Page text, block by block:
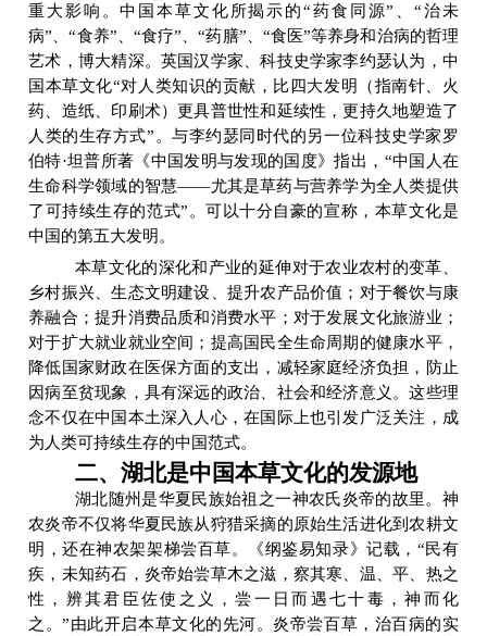
重大影响。中国本草文化所揭示的“药食同源” 、“治未
病”、“食养”、 “食疗”、“药膳”、 “食医”等养身和治病的哲理
艺术，博大精深。英国汉学家、科技史学家李约瑟认为，中
国本草文化“对人类知识的贡献，比四大发明（指南针、火
药、造纸、印刷术）更具普世性和延续性，更持久地塑造了
人类的生存方式”。与李约瑟同时代的另一位科技史学家罗
伯特·坦普所著《中国发明与发现的国度》指出， “中国人在
生命科学领域的智慧——尤其是草药与营养学为全人类提供
了可持续生存的范式”。可以十分自豪的宣称，本草文化是
中国的第五大发明。
本草文化的深化和产业的延伸对于农业农村的变革、
乡村振兴、生态文明建设、提升农产品价值；对于餐饮与康
养融合；提升消费品质和消费水平；对于发展文化旅游业；
对于扩大就业就业空间；提高国民全生命周期的健康水平，
降低国家财政在医保方面的支出，减轻家庭经济负担，防止
因病至贫现象，具有深远的政治、社会和经济意义。这些理
念不仅在中国本土深入人心，在国际上也引发广泛关注，成
为人类可持续生存的中国范式。
二、湖北是中国本草文化的发源地
湖北随州是华夏民族始祖之一神农氏炎帝的故里。神
农炎帝不仅将华夏民族从狩猎采摘的原始生活进化到农耕文
明，还在神农架架梯尝百草。《纲鉴易知录》记载， “民有
疾，未知药石，炎帝始尝草木之滋，察其寒、温、平、热之
性，辨其君臣佐使之义，尝一日而遇七十毒，神而化
之。”由此开启本草文化的先河。炎帝尝百草，治百病的实